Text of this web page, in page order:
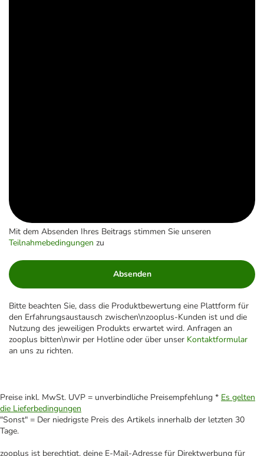
Mit dem Absenden Ihres Beitrags stimmen Sie unseren
Teilnahmebedingungen zu
Absenden
Bitte beachten Sie, dass die Produktbewertung eine Plattform für
den Erfahrungsaustausch zwischen\nzooplus-Kunden ist und die
Nutzung des jeweiligen Produkts erwartet wird. Anfragen an
zooplus bitten\nwir per Hotline oder über unser Kontaktformular
an uns zu richten.
Preise inkl. MwSt. UVP = unverbindliche Preisempfehlung * Es gelten
die Lieferbedingungen
"Sonst" = Der niedrigste Preis des Artikels innerhalb der letzten 30
Tage.
zooplus ist berechtigt, deine E-Mail-Adresse für Direktwerbung für